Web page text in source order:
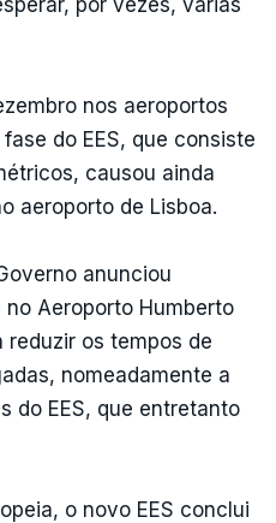
nos aeroportos
do EES, que consiste
causou ainda
aeroporto de Lisboa.
anunciou
Aeroporto Humberto
reduzir os tempos de
nomeadamente a
do EES, que entretanto
o novo EES conclui